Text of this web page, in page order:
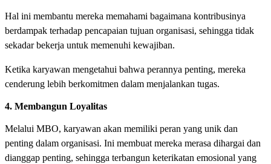
Hal ini membantu mereka memahami bagaimana kontribusinya
berdampak terhadap pencapaian tujuan organisasi, sehingga tidak
sekadar bekerja untuk memenuhi kewajiban.
Ketika karyawan mengetahui bahwa perannya penting, mereka
cenderung lebih berkomitmen dalam menjalankan tugas.
4. Membangun Loyalitas
Melalui MBO, karyawan akan memiliki peran yang unik dan
penting dalam organisasi. Ini membuat mereka merasa dihargai dan
dianggap penting, sehingga terbangun keterikatan emosional yang